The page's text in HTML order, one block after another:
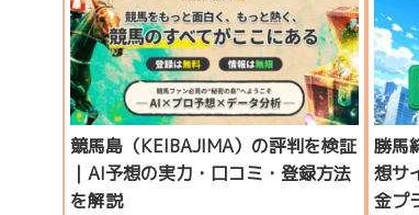
競馬島（KEIBAJIMA）の評判を検証
｜AI予想の実力・口コミ・登録方法
を解説
勝馬
想サ
金プ